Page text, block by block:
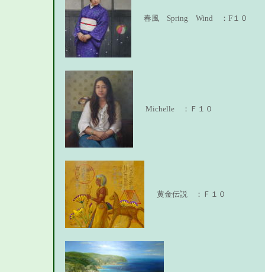
春風 Spring Wind ：F１０
Michelle ：Ｆ１０
黄金伝説 ：Ｆ１０